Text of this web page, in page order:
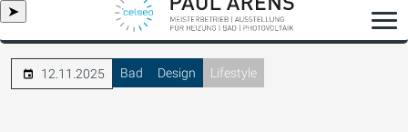
➤
12.11.2025 Bad Design Lifestyle